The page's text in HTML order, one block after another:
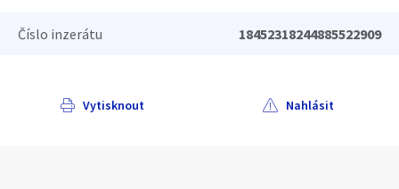
Číslo inzerátu 18452318244885522909
Vytisknout Nahlásit